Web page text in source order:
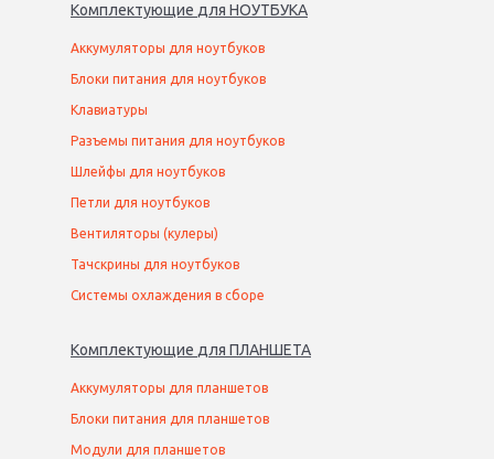
Комплектующие для НОУТБУКА
Аккумуляторы для ноутбуков
Блоки питания для ноутбуков
Клавиатуры
Разъемы питания для ноутбуков
Шлейфы для ноутбуков
Петли для ноутбуков
Вентиляторы (кулеры)
Тачскрины для ноутбуков
Системы охлаждения в сборе
Комплектующие для ПЛАНШЕТА
Аккумуляторы для планшетов
Блоки питания для планшетов
Модули для планшетов